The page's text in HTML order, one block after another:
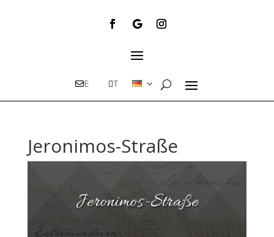
E T
Jeronimos-Straße
Jeronimos-Straße